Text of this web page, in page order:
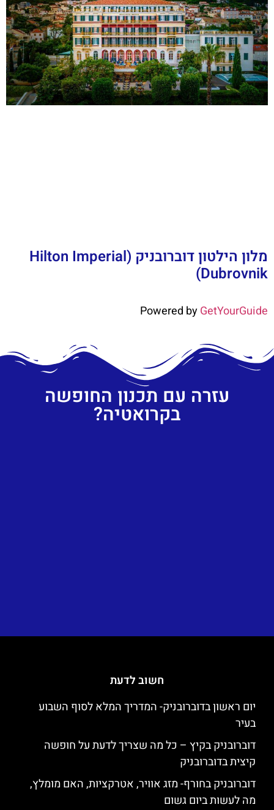
מלון הילטון דוברובניק (Hilton Imperial
Dubrovnik)
Powered byGetYourGuide
עזרה עם תכנון החופשה
בקרואטיה?
חשוב לדעת
יום ראשון בדוברובניק- המדריך המלא לסוף השבוע
בעיר
דוברובניק בקיץ – כל מה שצריך לדעת על חופשה
קיצית בדוברובניק
דוברובניק בחורף- מזג אוויר, אטרקציות, האם מומלץ,
מה לעשות ביום גשום